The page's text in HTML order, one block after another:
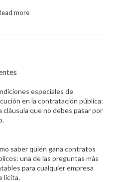
more
especiales de
en la contratación pública:
cláusula que no debes pasar por
saber quién gana contratos
una de las preguntas más
para cualquier empresa
licita.